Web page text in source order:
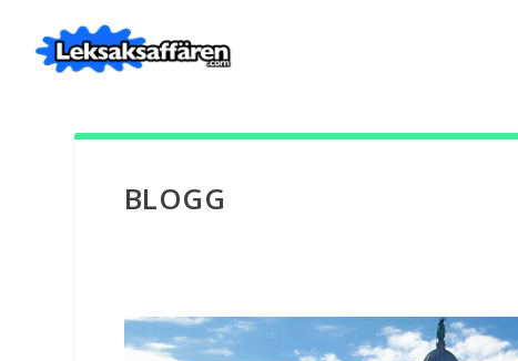
BLOGG